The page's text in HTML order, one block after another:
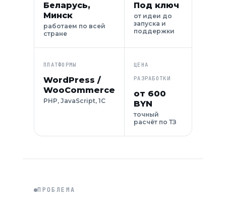
Беларусь,
Минск
работаем по всей
стране
Под ключ
от идеи до
запуска и
поддержки
ПЛАТФОРМЫ
WordPress /
WooCommerce
PHP, JavaScript, 1С
ЦЕНА
РАЗРАБОТКИ
от 600
BYN
точный
расчёт по ТЗ
ПРОБЛЕМА